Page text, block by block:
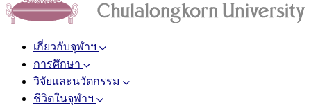
เกี่ยวกับจุฬาฯ
การศึกษา
วิจัยและนวัตกรรม
ชีวิตในจุฬาฯ